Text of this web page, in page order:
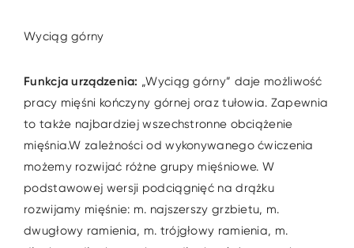
Wyciąg górny
Funkcja urządzenia: „Wyciąg górny” daje możliwość
pracy mięśni kończyny górnej oraz tułowia. Zapewnia
to także najbardziej wszechstronne obciążenie
mięśnia.W zależności od wykonywanego ćwiczenia
możemy rozwijać różne grupy mięśniowe. W
podstawowej wersji podciągnięć na drążku
rozwijamy mięśnie: m. najszerszy grzbietu, m.
dwugłowy ramienia, m. trójgłowy ramienia, m.